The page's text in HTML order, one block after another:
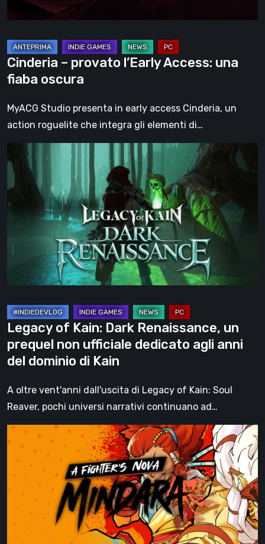
Cinderia – provato l’Early Access: una
fiaba oscura
MyACG Studio presenta in early access Cinderia, un
action roguelite che integra gli elementi di…
Legacy
of
Dark
Renaissance,
ufficiale
agli
anni
del
dominio
Legacy of Kain: Dark Renaissance, un
prequel non ufficiale dedicato agli anni
del dominio di Kain
A oltre vent'anni dall'uscita di Legacy of Kain: Soul
Reaver, pochi universi narrativi continuano ad…
Fighter’s
Nova:
Mindara
Provata